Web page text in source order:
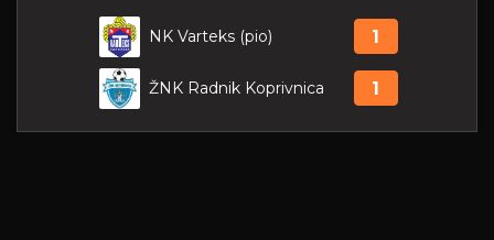
NK Varteks (pio) 1
ŽNK Radnik Koprivnica 1